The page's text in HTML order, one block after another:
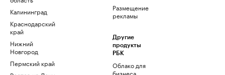
Калининград
Краснодарский
край
Нижний
Новгород
Пермский край
Размещение
рекламы
Другие
продукты
РБК
Облако для
бизнеса